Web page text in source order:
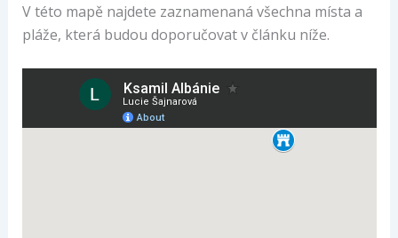
V této mapě najdete zaznamenaná všechna místa a
pláže, která budou doporučovat v článku níže.